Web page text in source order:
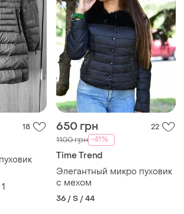
18
1
650 грн 22
1100 грн -41%
Time Trend
Элегантный микро пуховик
с мехом
36 / S / 44